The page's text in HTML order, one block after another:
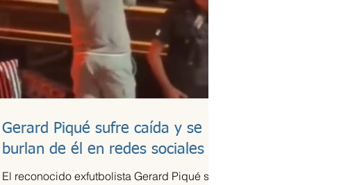
Gerard Piqué sufre caída y se
burlan de él en redes sociales
El reconocido exfutbolista Gerard Piqué se